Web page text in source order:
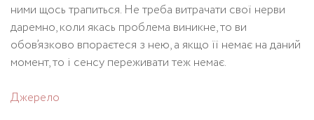
ними щось трапиться. Не треба витрачати свої нерви
даремно, коли якась проблема виникне, то ви
обов’язково впораєтеся з нею, а якщо її немає на даний
момент, то і сенсу переживати теж немає.
Джерело